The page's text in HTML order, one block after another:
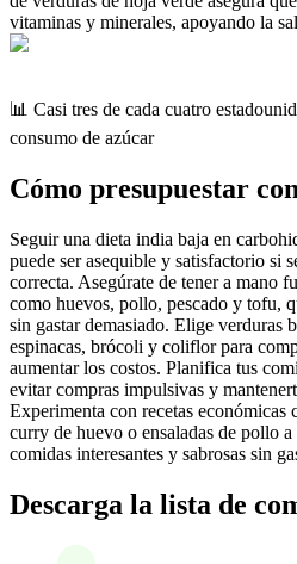
vitaminas y minerales, apoyando la
📊 Casi tres de cada cuatro
consumo de azúcar
Cómo presupuestar
Seguir una dieta india baja en
puede ser asequible y satisfactorio si
correcta. Asegúrate de tener a mano
como huevos, pollo, pescado y tofu,
sin gastar demasiado. Elige verduras
espinacas, brócoli y coliflor para
aumentar los costos. Planifica tus
evitar compras impulsivas y
Experimenta con recetas económicas
curry de huevo o ensaladas de pollo
comidas interesantes y sabrosas sin
Descarga la lista de